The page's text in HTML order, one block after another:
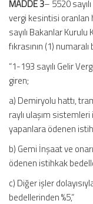
MADDE 3– 5520
vergi kesintisi
sayılı Bakanlar Kurulu
fıkrasının (1)
“1-193 sayılı Gelir
giren;
a) Demiryolu hattı,
raylı ulaşım
yapanlara ödenen
b) Gemi İnşaat ve
ödenen istihkak
c) Diğer işler
bedellerinden %5,”